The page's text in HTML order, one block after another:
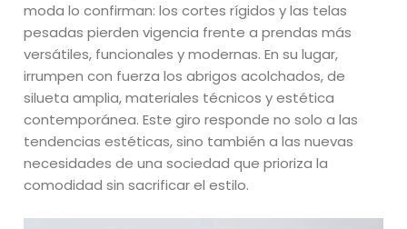
moda lo confirman: los cortes rígidos y las telas
pesadas pierden vigencia frente a prendas más
versátiles, funcionales y modernas. En su lugar,
irrumpen con fuerza los abrigos acolchados, de
silueta amplia, materiales técnicos y estética
contemporánea. Este giro responde no solo a las
tendencias estéticas, sino también a las nuevas
necesidades de una sociedad que prioriza la
comodidad sin sacrificar el estilo.